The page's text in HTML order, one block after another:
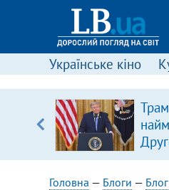
Українське кіно
Головна — Блоги —